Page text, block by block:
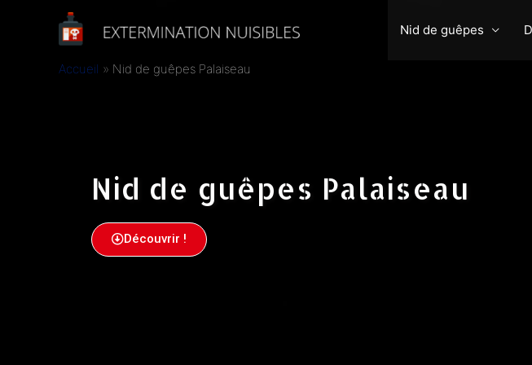
Nid de guêpes
Accueil Nid de guêpes Palaiseau
Nid de guêpes Palaiseau
Découvrir !